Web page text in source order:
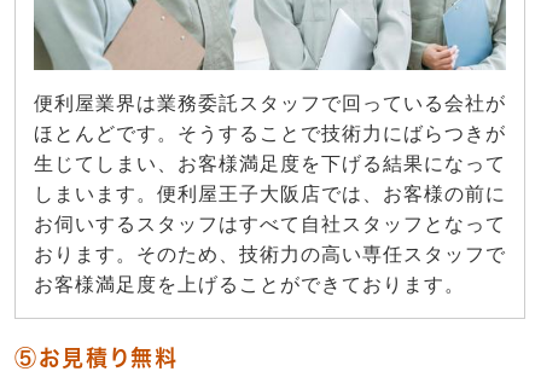
便利屋業界は業務委託スタッフで回っている会社が
ほとんどです。そうすることで技術力にばらつきが
生じてしまい、お客様満足度を下げる結果になって
しまいます。便利屋王子大阪店では、お客様の前に
お伺いするスタッフはすべて自社スタッフとなって
おります。そのため、技術力の高い専任スタッフで
お客様満足度を上げることができております。
⑤お見積り無料